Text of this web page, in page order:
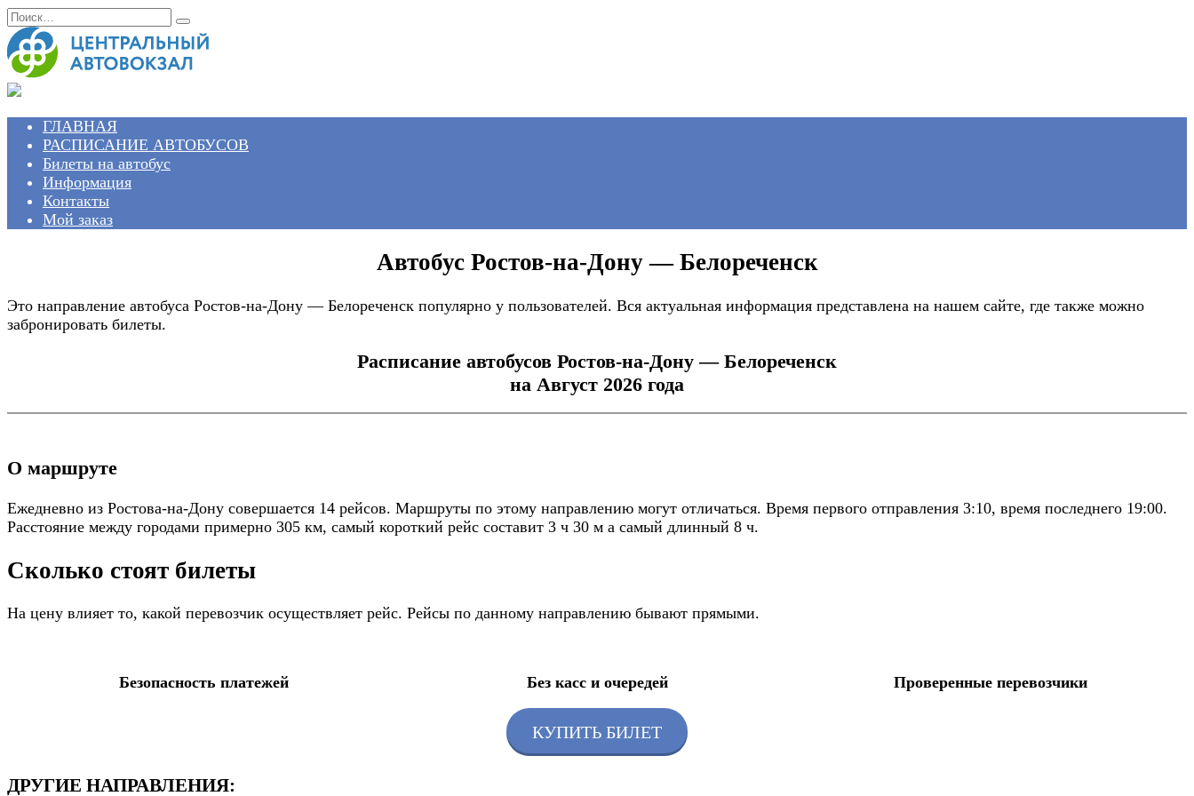
Перейти
к
содержанию
Search
for:
ГЛАВНАЯ
РАСПИСАНИЕ АВТОБУСОВ
Билеты на автобус
Информация
Контакты
Мой заказ
Автобус Ростов-на-Дону — Белореченск
Это направление автобуса Ростов-на-Дону — Белореченск популярно у пользователей. Вся актуальная информация представлена на нашем сайте, где также можно
забронировать билеты.
Расписание автобусов Ростов-на-Дону — Белореченск
на Август 2026 года
О маршруте
Ежедневно из Ростова-на-Дону совершается 14 рейсов. Маршруты по этому направлению могут отличаться. Время первого отправления 3:10, время последнего 19:00.
Расстояние между городами примерно 305 км, самый короткий рейс составит 3 ч 30 м а самый длинный 8 ч.
Сколько стоят билеты
На цену влияет то, какой перевозчик осуществляет рейс. Рейсы по данному направлению бывают прямыми.
Безопасность платежей Без касс и очередей Проверенные перевозчики
КУПИТЬ БИЛЕТ
ДРУГИЕ НАПРАВЛЕНИЯ: